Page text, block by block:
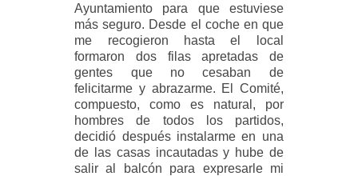
Ayuntamiento para que estuviese
más seguro. Desde el coche en que
me recogieron hasta el local
formaron dos filas apretadas de
gentes que no cesaban de
felicitarme y abrazarme. El Comité,
compuesto, como es natural, por
hombres de todos los partidos,
decidió después instalarme en una
de las casas incautadas y hube de
salir al balcón para expresarle mi